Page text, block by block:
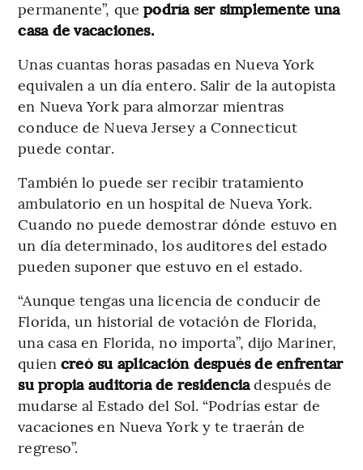
permanente”, quepodría ser simplemente una
casa de vacaciones.
Unas cuantas horas pasadas en Nueva York
equivalen a un día entero. Salir de la autopista
en Nueva York para almorzar mientras
conduce de Nueva Jersey a Connecticut
puede contar.
También lo puede ser recibir tratamiento
ambulatorio en un hospital de Nueva York.
Cuando no puede demostrar dónde estuvo en
un día determinado, los auditores del estado
pueden suponer que estuvo en el estado.
“Aunque tengas una licencia de conducir de
Florida, un historial de votación de Florida,
una casa en Florida, no importa”, dijo Mariner,
quien creó su aplicación después de enfrentar
su propia auditoría de residenciadespués de
mudarse al Estado del Sol. “Podrías estar de
vacaciones en Nueva York y te traerán de
regreso”.